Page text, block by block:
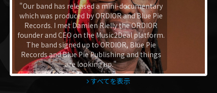
"Our band has released a mini-documentary
which was produced by ORDIOR and Blue Pie
Records. I met Damien Rielly the ORDIOR
founder and CEO on the Music2Deal platform.
The band signed up to ORDIOR, Blue Pie
Records and Blue Pie Publishing and things
are looking up."
すべてを表示